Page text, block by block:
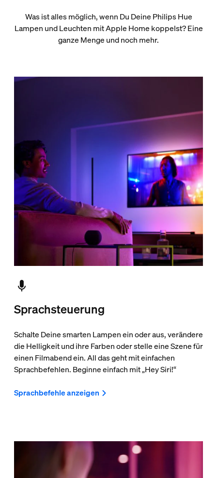
Was ist alles möglich, wenn Du Deine Philips Hue
Lampen und Leuchten mit Apple Home koppelst? Eine
ganze Menge und noch mehr.
Sprachsteuerung
Schalte Deine smarten Lampen ein oder aus, verändere
die Helligkeit und ihre Farben oder stelle eine Szene für
einen Filmabend ein. All das geht mit einfachen
Sprachbefehlen. Beginne einfach mit „Hey Siri!“
Sprachbefehle anzeigen